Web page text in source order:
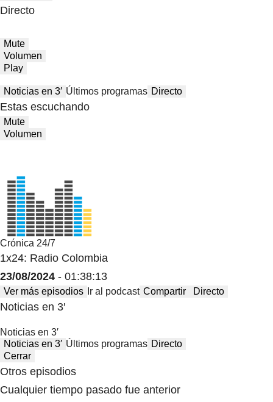
Directo
Mute
Volumen
Play
Noticias en 3′ Últimos programas Directo
Estas escuchando
Mute
Volumen
Crónica 24/7
1x24: Radio Colombia
23/08/2024 - 01:38:13
Ver más episodios Ir al podcast Compartir Directo
Noticias en 3′
Noticias en 3′
Noticias en 3′ Últimos programas Directo
Cerrar
Otros episodios
Cualquier tiempo pasado fue anterior